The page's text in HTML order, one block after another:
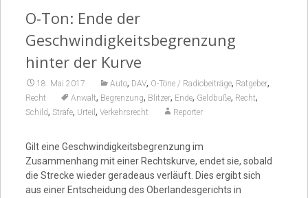
O-Ton: Ende der
Geschwindigkeitsbegrenzung
hinter der Kurve
18. Mai 2017 Auto, DAV, O-Töne / Radiobeiträge, Ratgeber,
Recht Anwalt, Begrenzung, Blitzer, Ende, Geldbuße, Recht,
Schild, Strafe, Urteil , Verkehrsrecht Reporter
Gilt eine Geschwindigkeitsbegrenzung im
Zusammenhang mit einer Rechtskurve, endet sie, sobald
die Strecke wieder geradeaus verläuft. Dies ergibt sich
aus einer Entscheidung des Oberlandesgerichts in